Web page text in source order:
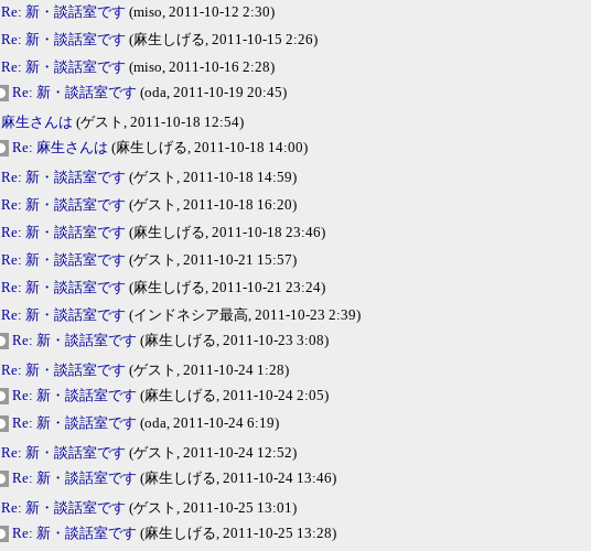
Re: 新・談話室です (miso, 2011-10-12 2:30)
Re: 新・談話室です (麻生しげる, 2011-10-15 2:26)
Re: 新・談話室です (miso, 2011-10-16 2:28)
Re: 新・談話室です (oda, 2011-10-19 20:45)
麻生さんは (ゲスト, 2011-10-18 12:54)
Re: 麻生さんは (麻生しげる, 2011-10-18 14:00)
Re: 新・談話室です (ゲスト, 2011-10-18 14:59)
Re: 新・談話室です (ゲスト, 2011-10-18 16:20)
Re: 新・談話室です (麻生しげる, 2011-10-18 23:46)
Re: 新・談話室です (ゲスト, 2011-10-21 15:57)
Re: 新・談話室です (麻生しげる, 2011-10-21 23:24)
Re: 新・談話室です (インドネシア最高, 2011-10-23 2:39)
Re: 新・談話室です (麻生しげる, 2011-10-23 3:08)
Re: 新・談話室です (ゲスト, 2011-10-24 1:28)
Re: 新・談話室です (麻生しげる, 2011-10-24 2:05)
Re: 新・談話室です (oda, 2011-10-24 6:19)
Re: 新・談話室です (ゲスト, 2011-10-24 12:52)
Re: 新・談話室です (麻生しげる, 2011-10-24 13:46)
Re: 新・談話室です (ゲスト, 2011-10-25 13:01)
Re: 新・談話室です (麻生しげる, 2011-10-25 13:28)